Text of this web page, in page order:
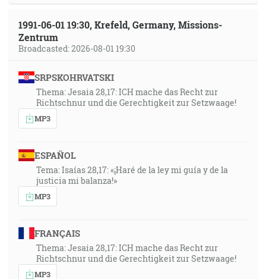
1991-06-01 19:30, Krefeld, Germany, Missions-
Zentrum
Broadcasted: 2026-08-01 19:30
SRPSKOHRVATSKI
Thema: Jesaia 28,17: ICH mache das Recht zur
Richtschnur und die Gerechtigkeit zur Setzwaage!
MP3
ESPAÑOL
Tema: Isaías 28,17: «¡Haré de la ley mi guía y de la
justicia mi balanza!»
MP3
FRANÇAIS
Thema: Jesaia 28,17: ICH mache das Recht zur
Richtschnur und die Gerechtigkeit zur Setzwaage!
MP3